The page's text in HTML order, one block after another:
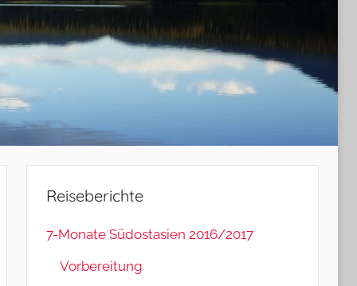
Reiseberichte
7-Monate Südostasien 2016/2017
Vorbereitung